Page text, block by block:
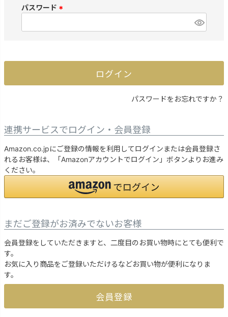
)
パスワード
必
ログイン
パスワードをお忘れですか？
連携サービスでログイン・会員登録
Amazon.co.jpにご登録の情報を利用してログインまたは会員登録さ
れるお客様は、「Amazonアカウントでログイン」ボタンよりお進み
ください。
まだご登録がお済みでないお客様
会員登録をしていただきますと、二度目のお買い物時にとても便利で
す。
お気に入り商品をご登録いただけるなどお買い物が便利になりま
す。
会員登録